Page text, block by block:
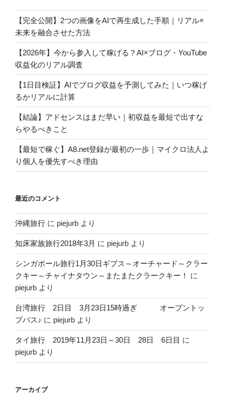
【完全公開】2つの画像をAIで再生成した手順｜リアル×
未来を融合させた方法
【2026年】今から参入して稼げる？AI×ブログ・YouTube
収益化のリアル調査
【1日目検証】AIでブログ収益を予測してみた｜いつ稼げ
るかリアルに計算
【結論】アドセンスはまだ早い｜初収益を最短で出すな
らやるべきこと
【最短で稼ぐ】A8.net登録が最初の一歩｜マイクロ法人よ
り個人を優先すべき理由
最近のコメント
沖縄旅行 に piejurb より
知床家族旅行2018年3月 に piejurb より
シンガポール旅行1月30日ギブス～オーチャード～クラー
クキー～チャイナタウン～またまたクラークキー！
に
piejurb より
台湾旅行 2日目 3月23日15時過ぎ オープントッ
プバス♪ に piejurb より
タイ旅行 2019年11月23日～30日 28日 6日目 に
piejurb より
アーカイブ